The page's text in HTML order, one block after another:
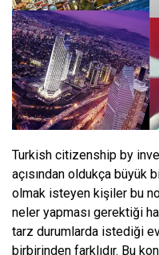
Turkish citizenship by
açısından oldukça büyük
olmak isteyen kişiler bu
neler yapması gerektiği
tarz durumlarda istediği
birbirinden farklıdır. Bu